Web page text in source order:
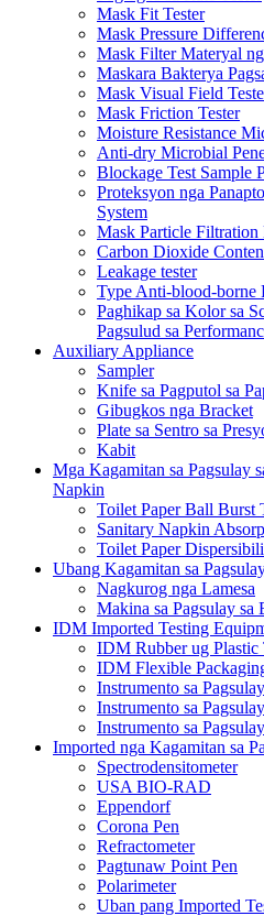
Mask Fit Tester
Mask Pressure
Mask Filter Materyal
Maskara Bakterya
Mask Visual Field
Mask Friction Tester
Moisture Resistance
Anti-dry Microbial
Blockage Test Sample
Proteksyon nga
System
Mask Particle Filtration
Carbon Dioxide
Leakage tester
Type Anti-blood-borne
Paghikap sa Kolor sa
Pagsulud sa
Auxiliary Appliance
Sampler
Knife sa Pagputol sa
Gibugkos nga Bracket
Plate sa Sentro sa
Kabit
Mga Kagamitan sa Pagsulay
Napkin
Toilet Paper Ball Burst
Sanitary Napkin
Toilet Paper
Ubang Kagamitan sa
Nagkurog nga Lamesa
Makina sa Pagsulay sa
IDM Imported Testing
IDM Rubber ug Plastic
IDM Flexible
Instrumento sa
Instrumento sa
Instrumento sa
Imported nga Kagamitan sa
Spectrodensitometer
USA BIO-RAD
Eppendorf
Corona Pen
Refractometer
Pagtunaw Point Pen
Polarimeter
Uban pang Imported